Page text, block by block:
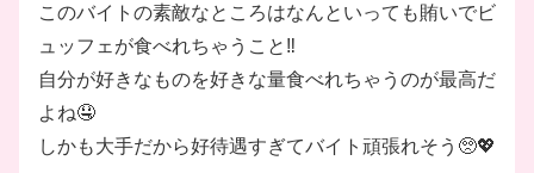
◎ハヤキュー制度【給与】
急なイベントでお金が必要になった時も大丈夫💌
月1回払いの他に、稼働分の前払い（日払い）もOK！
※稼働分の前払いとは”働いた分の給与の6割”を、
「最短翌日」に受け取れる制度があります♪
このバイトの素敵なところはなんといっても賄いでビ
ュッフェが食べれちゃうこと‼️
自分が好きなものを好きな量食べれちゃうのが最高だ
よね🤤
しかも大手だから好待遇すぎてバイト頑張れそう🥺💖